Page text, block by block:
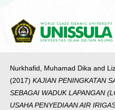
Nurkhafid, Muhamad Dika and
(2017) KAJIAN PENINGKATAN
SEBAGAI WADUK LAPANGAN
USAHA PENYEDIAAN AIR